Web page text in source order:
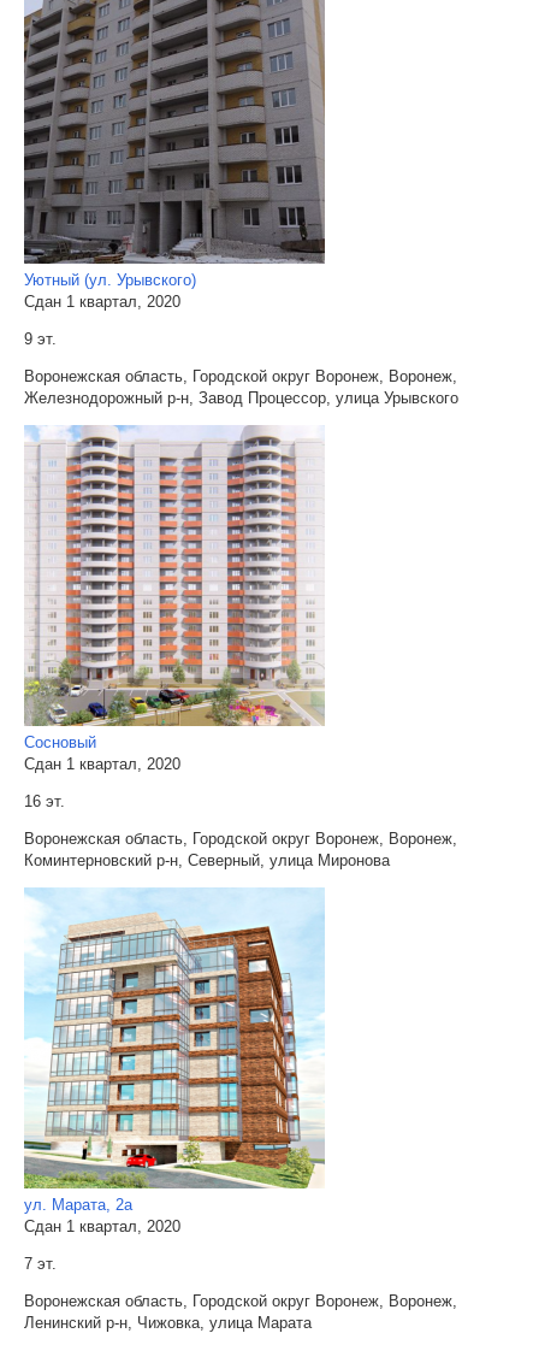
Уютный (ул. Урывского)
Сдан 1 квартал, 2020
9 эт.
Воронежская область, Городской округ Воронеж, Воронеж,
Железнодорожный р-н, Завод Процессор, улица Урывского
Сосновый
Сдан 1 квартал, 2020
16 эт.
Воронежская область, Городской округ Воронеж, Воронеж,
Коминтерновский р-н, Северный, улица Миронова
ул. Марата, 2а
Сдан 1 квартал, 2020
7 эт.
Воронежская область, Городской округ Воронеж, Воронеж,
Ленинский р-н, Чижовка, улица Марата